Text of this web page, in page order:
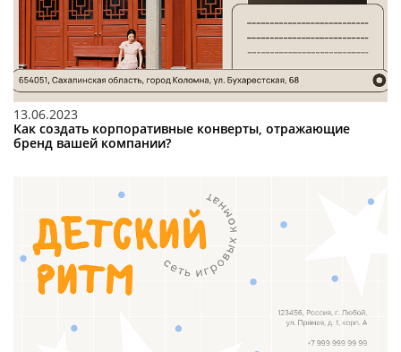
13.06.2023
Как создать корпоративные конверты, отражающие
бренд вашей компании?